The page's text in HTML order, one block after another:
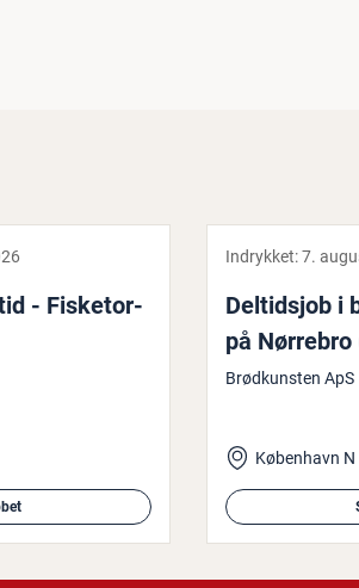
- Fi­ske­tor­
Indrykket:7.
Del­tidsjob i
på
Brødkunsten ApS
København N